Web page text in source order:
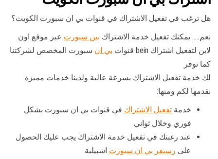
هل ترغب في تفعيل الاشتراك في قنوات بي ان سبورت الكويت؟
نعم….. يمكنك تفعيل خدمة الاشتراك بين سبورت عبر موقع اون
لاين لتفعيل اشتراك bein قنوات
بي ان سبورت المخصص لشركتنا
كما نوفر
لك خدمة تفعيل الاشتراك بسرعة عالية ولدينا خدمات مميزة
نقدمها لكم ومنها:
خدمة تفعيل الاشتراك في قنوات بي ان سبورت بشكل
فوري وخلال ثواني
عند رغبتك في تفعيل خدمة الاشتراك يجب عليك الحصول
على رسيفر بي ان سبورت اشبيلية